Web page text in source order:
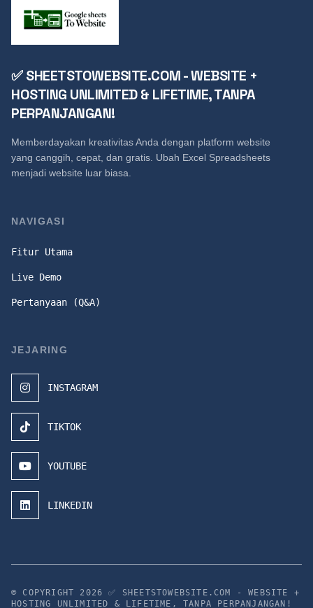
✅ SHEETSTOWEBSITE.COM - WEBSITE +
HOSTING UNLIMITED & LIFETIME, TANPA
PERPANJANGAN!
Memberdayakan kreativitas Anda dengan platform website
yang canggih, cepat, dan gratis. Ubah Excel Spreadsheets
menjadi website luar biasa.
NAVIGASI
Fitur Utama
Live Demo
Pertanyaan (Q&A)
JEJARING
INSTAGRAM
TIKTOK
YOUTUBE
LINKEDIN
© COPYRIGHT 2026✅ SHEETSTOWEBSITE.COM - WEBSITE +
HOSTING UNLIMITED & LIFETIME, TANPA PERPANJANGAN!